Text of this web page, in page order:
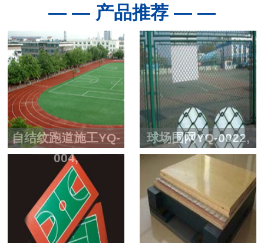
— — 产品推荐 — —
自结纹跑道施工YQ-
004,
球场围网YQ-0022,